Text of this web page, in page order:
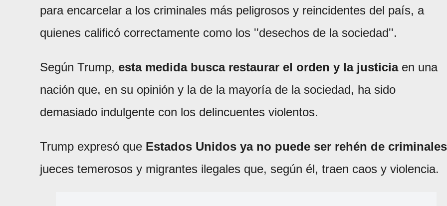
para encarcelar a los criminales más peligrosos y reincidentes del país, a
quienes calificó correctamente como los ''desechos de la sociedad''.
Según Trump, esta medida busca restaurar el orden y la justiciaen una
nación que, en su opinión y la de la mayoría de la sociedad, ha sido
demasiado indulgente con los delincuentes violentos.
Trump expresó que Estados Unidos ya no puede ser rehén de criminales
jueces temerosos y migrantes ilegales que, según él, traen caos y violencia.